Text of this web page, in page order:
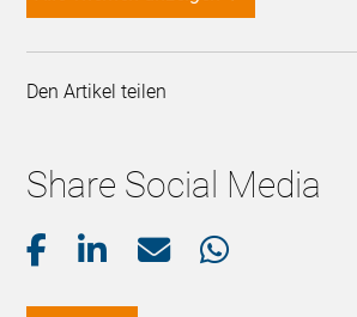
Den Artikel teilen
Share Social Media